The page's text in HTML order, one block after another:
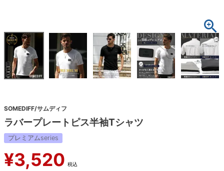
SOMEDIFF/サムディフ
ラバープレートピス半袖Tシャツ
プレミアムseries
¥3,520 税込